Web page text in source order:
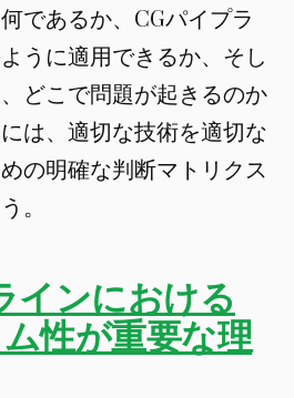
であるか、CGパイプラ
うに適用できるか、そし
どこで問題が起きるのか
は、適切な技術を適切な
の明確な判断マトリクス
。
インにおける
性が重要な理